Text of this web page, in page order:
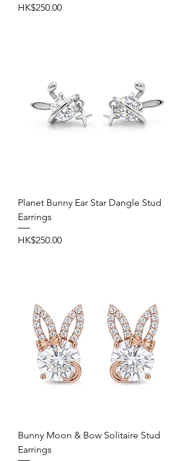
價格
HK$250.00
Planet Bunny Ear Star Dangle Stud
Earrings
價格
HK$250.00
Bunny Moon & Bow Solitaire Stud
Earrings